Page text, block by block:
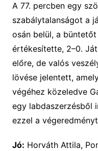
A 77. percben egy
szabálytalanságot a
osán belül, a
értékesítette, 2–0.
előre, de valós
lövése jelentett,
végéhez közeledve
egy labdaszerzésből
ezzel a
Jó: Horváth Attila,